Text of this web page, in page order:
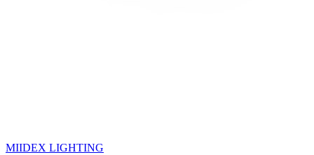
MIIDEX LIGHTING